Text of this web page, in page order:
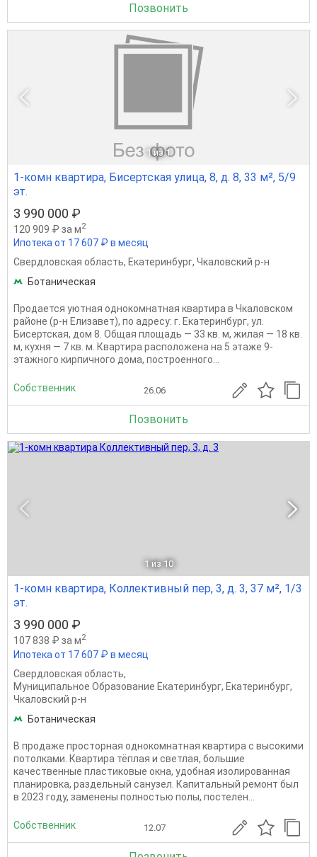
Позвонить
1 из 1
1-комн квартира, Бисертская улица, 8, д. 8, 33 м², 5/9
эт.
3 990 000 ₽
120 909 ₽ за м2
Ипотека от 17 607 ₽ в месяц
Свердловская область, Екатеринбург, Чкаловский р-н
Ботаническая
Продается уютная однокомнатная квартира в Чкаловском
районе (р-н Елизавет), по адресу: г. Екатеринбург, ул.
Бисертская, дом 8. Общая площадь — 33 кв. м, жилая — 18 кв.
м, кухня — 7 кв. м. Квартира расположена на 5 этаже 9-
этажного кирпичного дома, построенного...
Собственник 26.06
Позвонить
1 из 10
1-комн квартира, Коллективный пер, 3, д. 3, 37 м², 1/3
эт.
3 990 000 ₽
107 838 ₽ за м2
Ипотека от 17 607 ₽ в месяц
Свердловская область,
Муниципальное Образование Екатеринбург, Екатеринбург,
Чкаловский р-н
Ботаническая
В продаже просторная однокомнатная квартира с высокими
потолками. Квартира тёплая и светлая, большие
качественные пластиковые окна, удобная изолированная
планировка, раздельный санузел. Капитальный ремонт был
в 2023 году, заменены полностью полы, постелен...
Собственник 12.07